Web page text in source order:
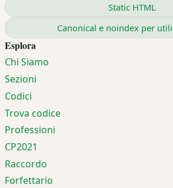
Static HTML
Canonical e noindex per
Esplora
Chi Siamo
Sezioni
Codici
Trova codice
Professioni
CP2021
Raccordo
Forfettario